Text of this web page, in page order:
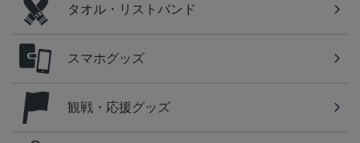
タオル・リストバンド
スマホグッズ
観戦・応援グッズ